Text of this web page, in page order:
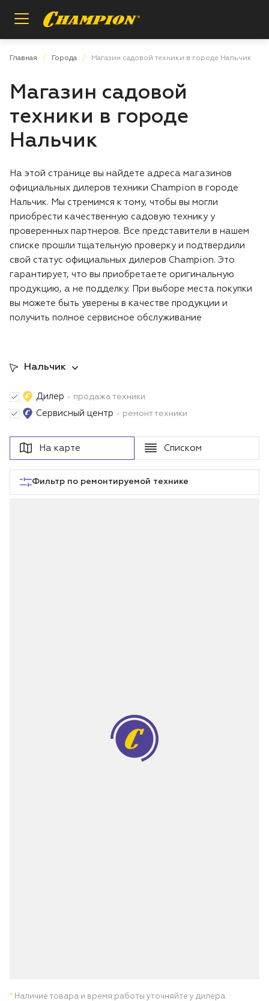
Назад
Пилы цепные
Мотобуры
Измельчители
Газонокосилки
Аккумуляторная техника
Воздуходувки
Скарификаторы
Мотопомпы
Подметальные машины
Назад
Регистрация расширенной гарантии
Проверка расширенной гарантии
Назад
О бренде
Инструкции и деталировки
Вопросы и ответы
Заказ запасных частей
Магазины и сервисы
Блог
Главная Города Магазин садовой техники в городе Нальчик
Магазин садовой
техники в городе
Нальчик
На этой странице вы найдете адреса магазинов
официальных дилеров техники Champion в городе
Нальчик. Мы стремимся к тому, чтобы вы могли
приобрести качественную садовую технику у
проверенных партнеров. Все представители в нашем
списке прошли тщательную проверку и подтвердили
свой статус официальных дилеров Champion. Это
гарантирует, что вы приобретаете оригинальную
продукцию, а не подделку. При выборе места покупки
вы можете быть уверены в качестве продукции и
получить полное сервисное обслуживание
Нальчик
Дилер - продажа техники
Сервисный центр - ремонт техники
На карте Списком
Фильтр по ремонтируемой технике
* Наличие товара и время работы уточняйте у дилера.